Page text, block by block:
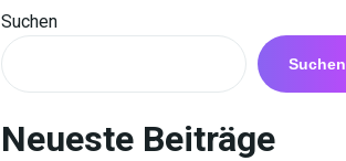
Suchen
Suchen
Neueste Beiträge